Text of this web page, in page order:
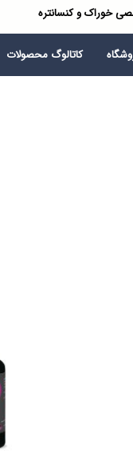
خوراک و کنسانتره
کاتالوگ محصولات